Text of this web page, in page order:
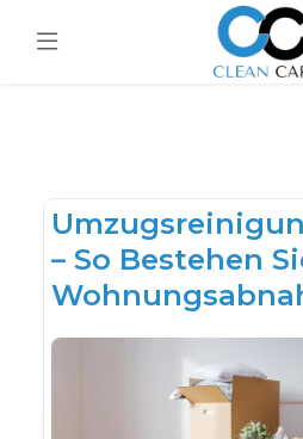
– So Bestehen